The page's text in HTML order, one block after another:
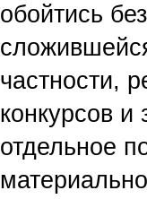
обойтись
частности,
конкурсов и
отдельное